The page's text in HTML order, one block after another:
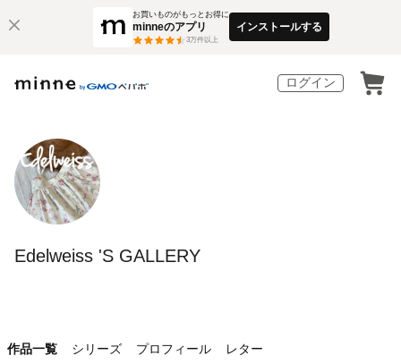
お買いものがもっとお得に
minneのアプリ
3万件以上
インストールする
ログイン
Edelweiss 'S GALLERY
作品一覧 シリーズ プロフィール レター